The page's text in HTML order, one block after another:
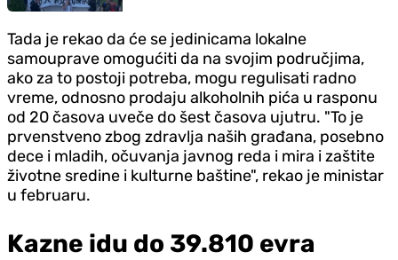
Tada je rekao da će se jedinicama lokalne
samouprave omogućiti da na svojim područjima,
ako za to postoji potreba, mogu regulisati radno
vreme, odnosno prodaju alkoholnih pića u rasponu
od 20 časova uveče do šest časova ujutru. "To je
prvenstveno zbog zdravlja naših građana, posebno
dece i mladih, očuvanja javnog reda i mira i zaštite
životne sredine i kulturne baštine", rekao je ministar
u februaru.
Kazne idu do 39.810 evra